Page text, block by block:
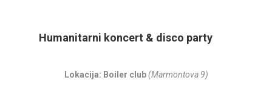
Humanitarni koncert & disco party
Lokacija: Boiler club(Marmontova 9)